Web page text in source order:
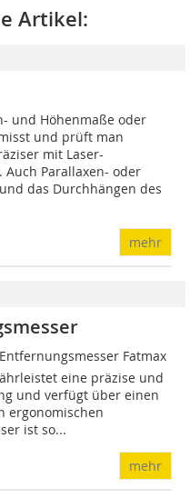
Artikel:
und Höhenmaße oder
und prüft man
mit Laser-
Auch Parallaxen- oder
das Durchhängen des
mehr
Fatmax
eine präzise und
und verfügt über einen
ergonomischen
ist so...
mehr